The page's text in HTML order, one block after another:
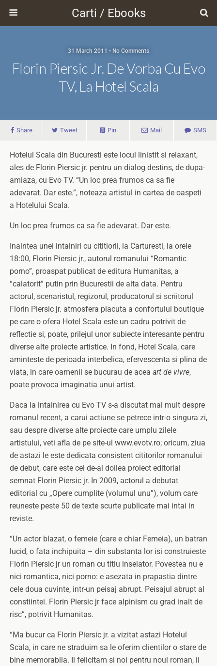
Carti / Ebooks
31 March 2011 • No Comments
Florin Piersic Jr. De Vorba Cu Evo
TV, La Hotel Scala
Share Tweet Pin Mail SMS
Hotelul Scala din Bucuresti este locul linistit si relaxant,
ales de Florin Piersic jr. pentru un dialog destins, de dupa-
amiaza, cu Evo TV. “Un loc prea frumos ca sa fie
adevarat. Dar este.”, noteaza artistul in cartea de oaspeti
a Hotelului Scala.
Un loc prea frumos ca sa fie adevarat. Dar este.
Inaintea unei intalniri cu cititiorii, la Carturesti, la orele
18:00, Florin Piersic jr., autorul romanului “Romantic
porno”, proaspat publicat de editura Humanitas, a
“calatorit” putin prin Bucurestii de alta data. Pentru
actorul, scenaristul, regizorul, producatorul si scriitorul
Florin Piersic jr. atmosfera placuta a confortului boutique
pe care o ofera Hotel Scala este un cadru potrivit de
reflectie si, poate, prilejul unor subiecte interesante pentru
diverse alte proiecte artistice. In fond, Hotel Scala, care
aminteste de perioada interbelica, efervescenta si plina de
viata, in care oamenii se bucurau de acea art de vivre,
poate provoca imaginatia unui artist.
Daca la intalnirea cu Evo TV s-a discutat mai mult despre
romanul recent, a carui actiune se petrece intr-o singura zi,
sau despre diverse alte proiecte care umplu zilele
artistului, veti afla de pe site-ul www.evotv.ro; oricum, ziua
de astazi le este dedicata consistent cititorilor romanului
de debut, care este cel de-al doilea proiect editorial
semnat Florin Piersic jr. In 2009, actorul a debutat
editorial cu „Opere cumplite (volumul unu”), volum care
reuneste peste 50 de texte scurte publicate mai intai in
reviste.
“Un actor blazat, o femeie (care e chiar Femeia), un batran
lucid, o fata inchipuita – din substanta lor isi construieste
Florin Piersic jr un roman cu titlu inselator. Povestea nu e
nici romantica, nici porno: e asezata in prapastia dintre
cele doua cuvinte, intr-un peisaj abrupt. Peisajul abrupt al
constiintei. Florin Piersic jr face alpinism cu grad inalt de
risc”, potrivit Humanitas.
“Ma bucur ca Florin Piersic jr. a vizitat astazi Hotelul
Scala, in care ne straduim sa le oferim clientilor o stare de
bine memorabila. Il felicitam si noi pentru noul roman, ii